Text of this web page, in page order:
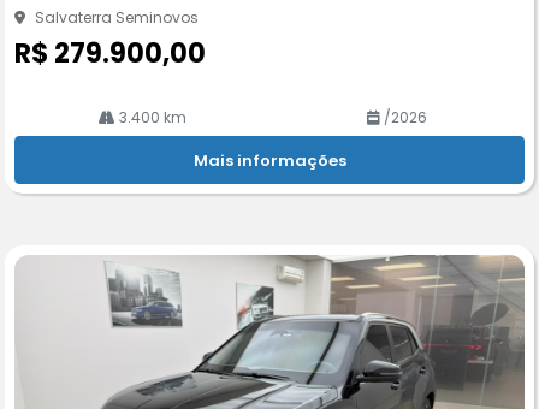
Salvaterra Seminovos
R$ 279.900,00
3.400 km /2026
Mais informações